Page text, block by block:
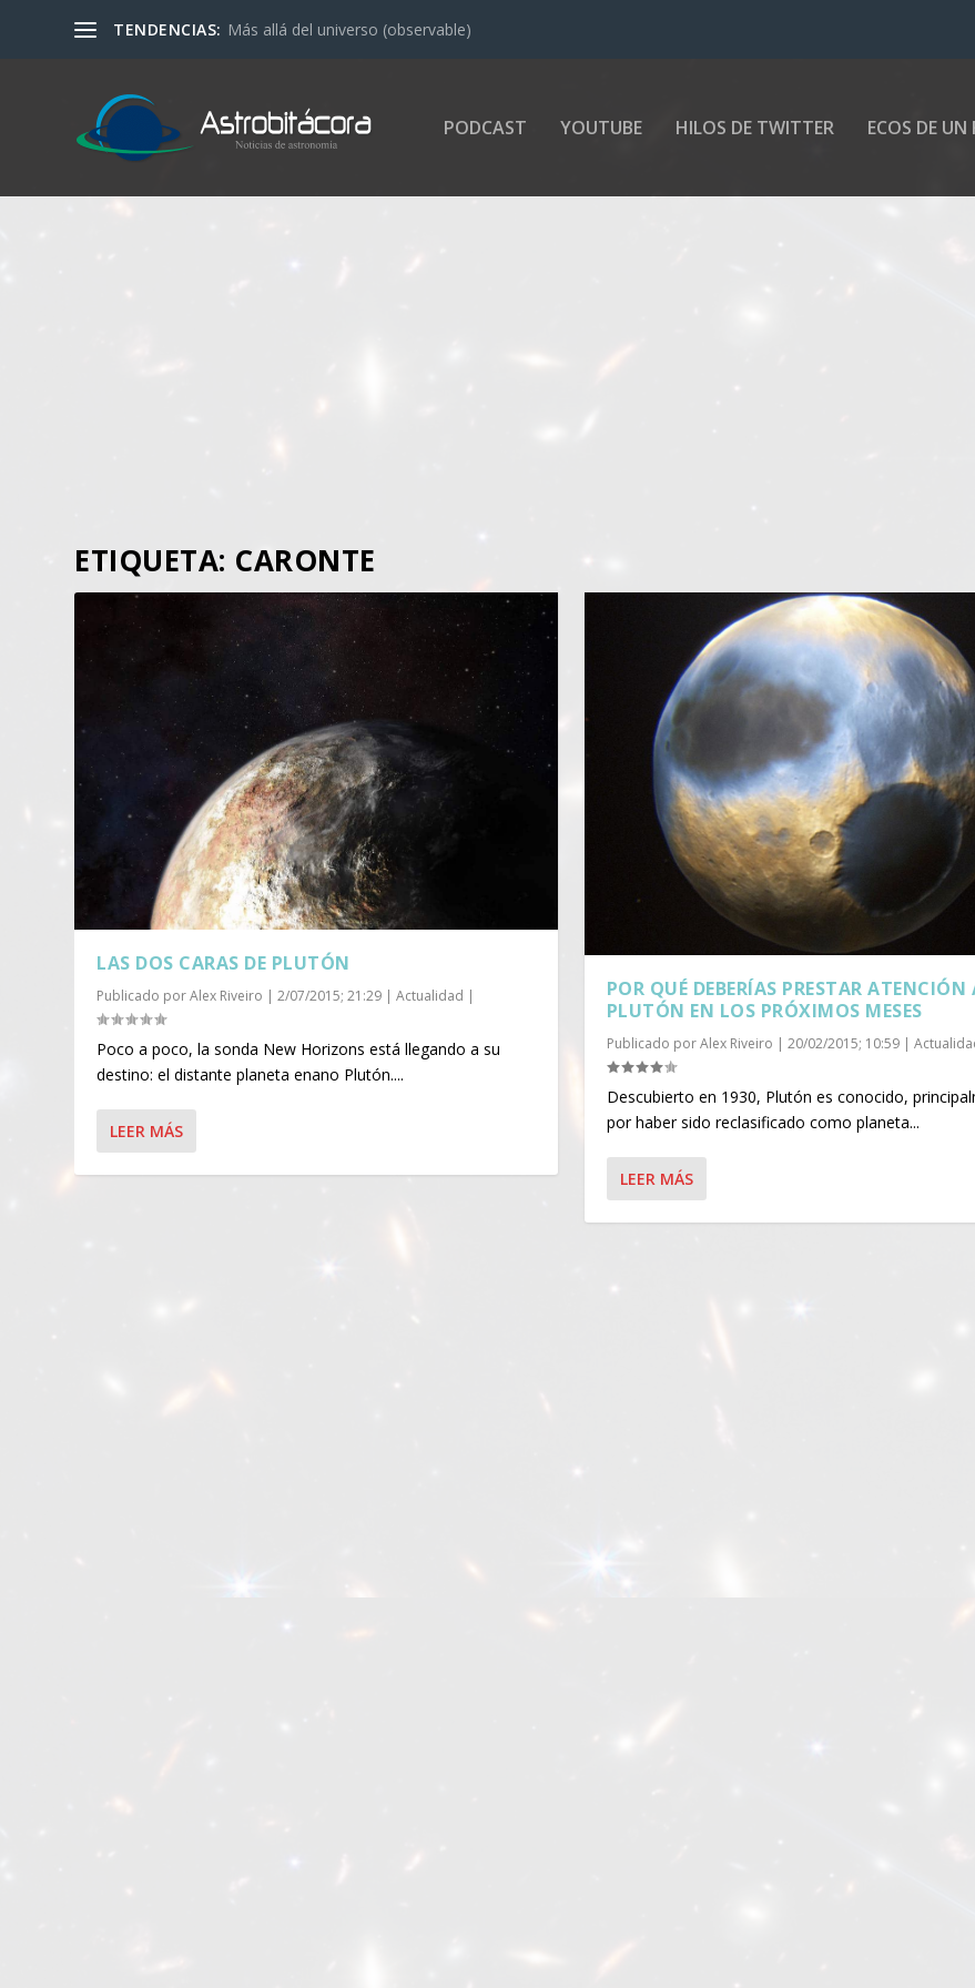
TENDENCIAS: Más allá del universo (observable)
PODCAST YOUTUBE HILOS DE TWITTER ECOS DE
ETIQUETA: CARONTE
LAS DOS CARAS DE PLUTÓN
Publicado porAlex Riveiro |2/07/2015; 21:29 |Actualidad |
Poco a poco, la sonda New Horizons está llegando a su
destino: el distante planeta enano Plutón....
LEER MÁS
POR QUÉ DEBERÍAS PRESTAR ATENCIÓN
PLUTÓN EN LOS PRÓXIMOS MESES
Publicado porAlex Riveiro | 20/02/2015; 10:59|
Descubierto en 1930, Plutón es conocido,
por haber sido reclasificado como planeta...
LEER MÁS